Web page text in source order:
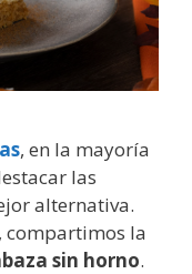
, en la mayoría
las
alternativa.
compartimos la
sin horno.